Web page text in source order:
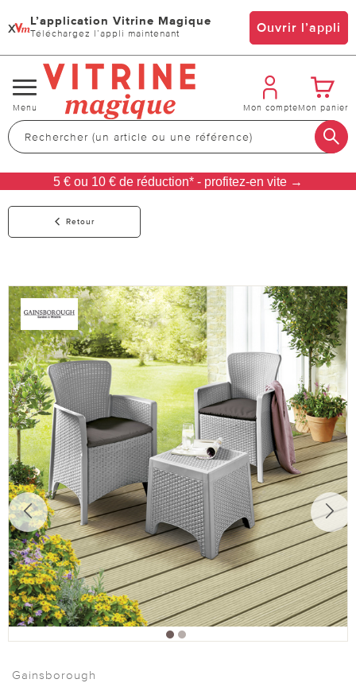
x L’application Vitrine Magique
Téléchargez l’appli maintenant Ouvrir l’appli
Changer
de
navigation
Menu Mon compteMon panier
5 € ou 10 € de réduction* - profitez-en vite →
Retour
Gainsborough